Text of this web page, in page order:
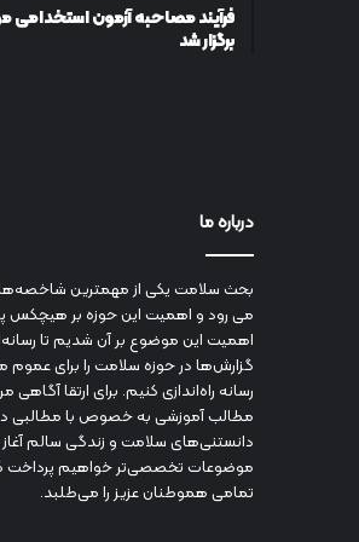
فرآیند مصاحبه آزمون استخدامی
برگزار شد
درباره ما
بحث سلامت یکی از مهمترین
می رود و اهمیت این حوزه بر هیچکس
اهمیت این موضوع بر آن شدیم تا
گزارش‌ها در حوزه سلامت را برای
رسانه راه‌اندازی کنیم. برای ارتقا
مطالب آموزشی به خصوص با مطالبی
دانستنی‌های سلامت و زندگی سالم آغاز
موضوعات تخصصی‌تر خواهیم پرداخت
تمامی هموطنان عزیز را می‌طلبد.